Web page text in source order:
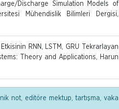
Discharge Simulation Models of
Mühendislik Bilimleri Dergisi,
RNN, LSTM, GRU Tekrarlayan
Theory and Applications, Harun
not, editöre mektup, tartışma, vaka